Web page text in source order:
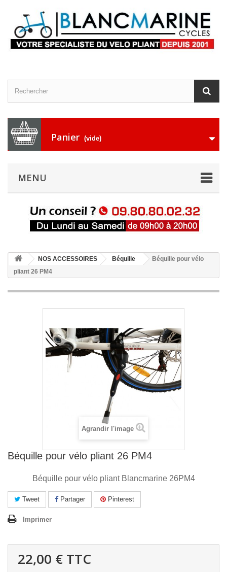
Panier (vide)
MENU
NOS ACCESSOIRES Béquille
Béquille pour vélo
pliant 26 PM4
Agrandir l'image
Béquille pour vélo pliant 26 PM4
Béquille pour vélo pliant Blancmarine 26PM4
Tweet Partager Pinterest
Imprimer
22,00 € TTC